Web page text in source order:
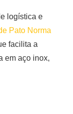
logística e
Pato Norma
facilita a
em aço inox,